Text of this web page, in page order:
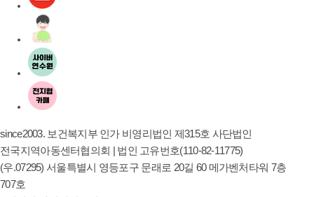
since2003. 보건복지부 인가 비영리법인 제315호 사단법인
전국지역아동센터협의회 | 법인 고유번호(110-82-11775)
(우.07295) 서울특별시 영등포구 문래로 20길 60 메가벤처타워 7층
707호